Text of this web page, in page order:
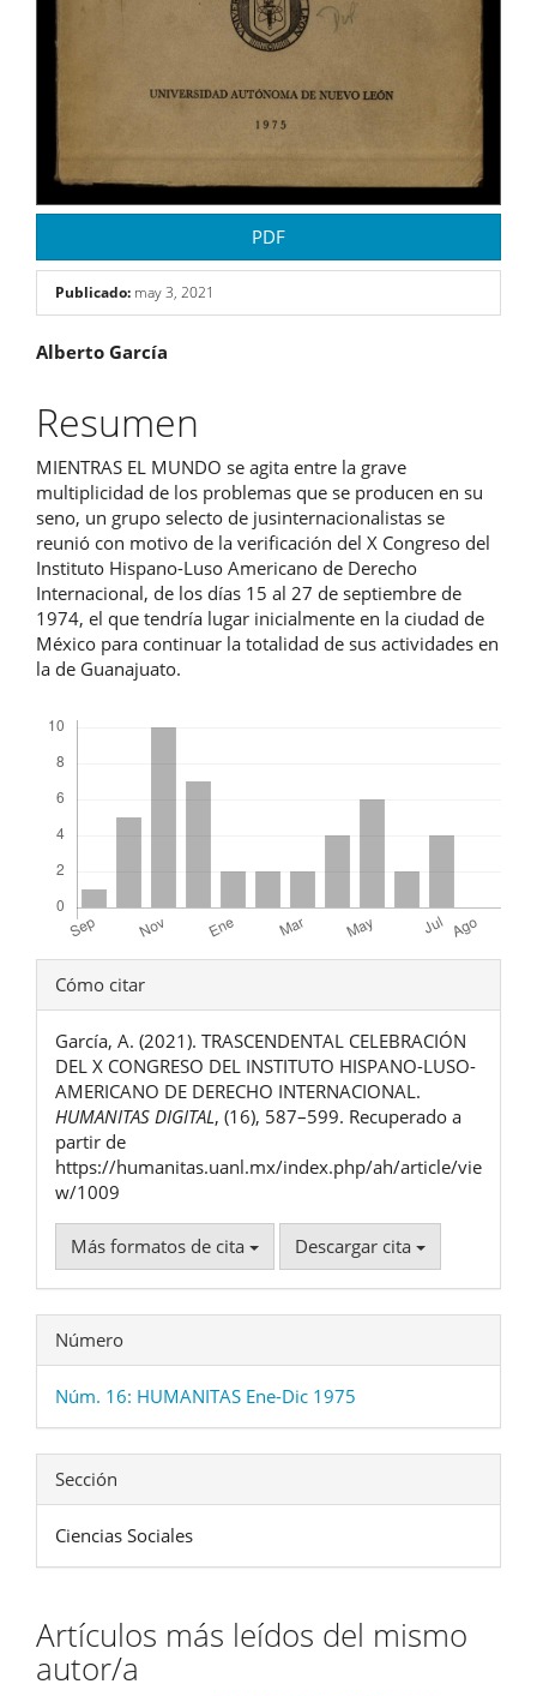
PDF
Publicado: may 3, 2021
Contenido
principal
del
artículo
Alberto García
Resumen
MIENTRAS EL MUNDO se agita entre la grave
multiplicidad de los problemas que se producen en su
seno, un grupo selecto de jusinternacionalistas se
reunió con motivo de la verificación del X Congreso del
Instituto Hispano-Luso Americano de Derecho
Internacional, de los días 15 al 27 de septiembre de
1974, el que tendría lugar inicialmente en la ciudad de
México para continuar la totalidad de sus actividades en
la de Guanajuato.
Detalles
del
artículo
Cómo citar
García, A. (2021). TRASCENDENTAL CELEBRACIÓN
DEL X CONGRESO DEL INSTITUTO HISPANO-LUSO-
AMERICANO DE DERECHO INTERNACIONAL.
HUMANITAS DIGITAL, (16), 587–599. Recuperado a
partir de
https://humanitas.uanl.mx/index.php/ah/article/vie
w/1009
Más formatos de cita Descargar cita
Número
Núm. 16: HUMANITAS Ene-Dic 1975
Sección
Ciencias Sociales
Artículos más leídos del mismo
autor/a